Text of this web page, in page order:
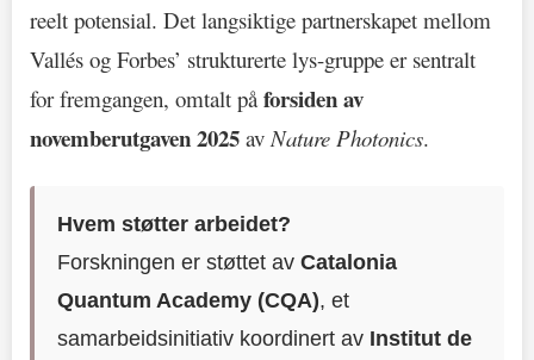
reelt potensial. Det langsiktige partnerskapet mellom
Vallés og Forbes’ strukturerte lys-gruppe er sentralt
for fremgangen, omtalt påforsiden av
novemberutgaven 2025 av Nature Photonics.
Hvem støtter arbeidet?
Forskningen er støttet avCatalonia
Quantum Academy (CQA), et
samarbeidsinitiativ koordinert av Institut de